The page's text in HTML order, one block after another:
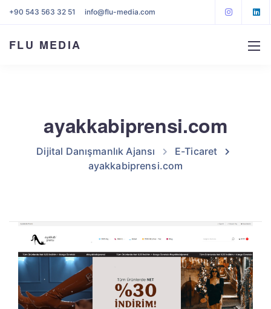
+90 543 563 32 51 info@flu-media.com
FLU MEDIA
ayakkabiprensi.com
Dijital Danışmanlık Ajansı
E-Ticaret
ayakkabiprensi.com